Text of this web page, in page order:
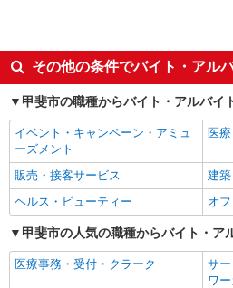
ボーナス・賞与あり
車
交通費支給
社会
産休・育休取得実績あり
その他の条件でバイト・アル
甲斐市の職種からバイト・アルバイ
イベント・キャンペーン・アミュ
ーズメント
医
販売・接客サービス
建
ヘルス・ビューティー
オ
甲斐市の人気の職種からバイト・ア
医療事務・受付・クラーク
サ
ワ